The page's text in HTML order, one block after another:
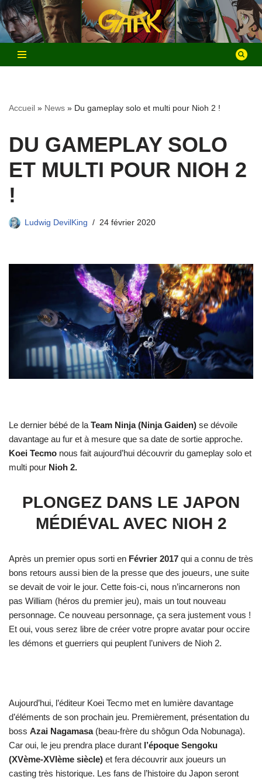
Aller
au
contenu
Accueil » News » Du gameplay solo et multi pour Nioh 2 !
DU GAMEPLAY SOLO
ET MULTI POUR NIOH 2
!
Ludwig DevilKing 24 février 2020
Le dernier bébé de laTeam Ninja (Ninja Gaiden) se dévoile
davantage au fur et à mesure que sa date de sortie approche.
Koei Tecmo nous fait aujourd’hui découvrir du gameplay solo et
multi pour Nioh 2.
PLONGEZ DANS LE JAPON
MÉDIÉVAL AVEC NIOH 2
Après un premier opus sorti en Février 2017 qui a connu de très
bons retours aussi bien de la presse que des joueurs, une suite
se devait de voir le jour. Cette fois-ci, nous n’incarnerons non
pas William (héros du premier jeu), mais un tout nouveau
personnage. Ce nouveau personnage, ça sera justement vous !
Et oui, vous serez libre de créer votre propre avatar pour occire
les démons et guerriers qui peuplent l’univers de Nioh 2.
Aujourd’hui, l’éditeur Koei Tecmo met en lumière davantage
d’éléments de son prochain jeu. Premièrement, présentation du
boss Azai Nagamasa(beau-frère du shôgun Oda Nobunaga).
Car oui, le jeu prendra place durant l’époque Sengoku
(XVème-XVIème siècle) et fera découvrir aux joueurs un
casting très historique. Les fans de l’histoire du Japon seront